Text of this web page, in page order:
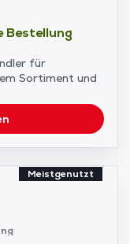
Bestellung
für
Sortiment und
Meistgenutzt